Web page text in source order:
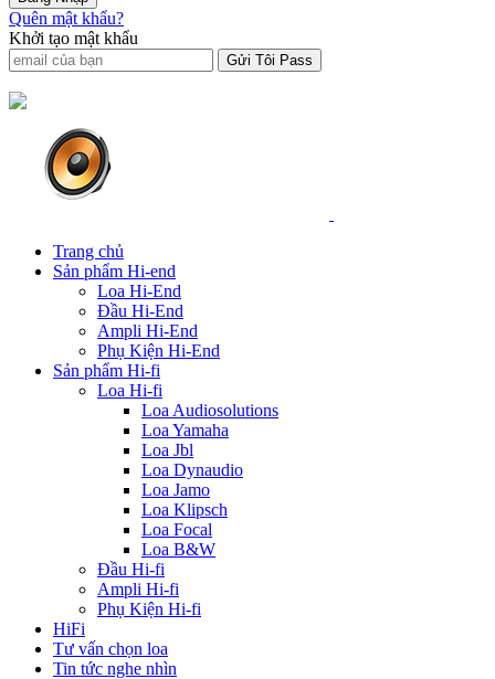
Quên mật khẩu?
Khởi tạo mật khẩu
Trang chủ
Sản phẩm Hi-end
Loa Hi-End
Đầu Hi-End
Ampli Hi-End
Phụ Kiện Hi-End
Sản phẩm Hi-fi
Loa Hi-fi
Loa Audiosolutions
Loa Yamaha
Loa Jbl
Loa Dynaudio
Loa Jamo
Loa Klipsch
Loa Focal
Loa B&W
Đầu Hi-fi
Ampli Hi-fi
Phụ Kiện Hi-fi
HiFi
Tư vấn chọn loa
Tin tức nghe nhìn